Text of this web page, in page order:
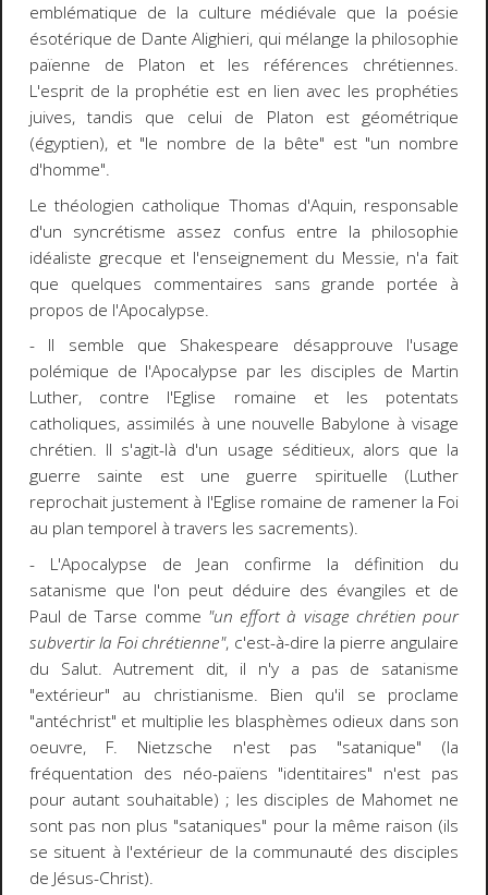
emblématique de la culture médiévale que la poésie
ésotérique de Dante Alighieri, qui mélange la philosophie
païenne de Platon et les références chrétiennes.
L'esprit de la prophétie est en lien avec les prophéties
juives, tandis que celui de Platon est géométrique
(égyptien), et "le nombre de la bête" est "un nombre
d'homme".
Le théologien catholique Thomas d'Aquin, responsable
d'un syncrétisme assez confus entre la philosophie
idéaliste grecque et l'enseignement du Messie, n'a fait
que quelques commentaires sans grande portée à
propos de l'Apocalypse.
- Il semble que Shakespeare désapprouve l'usage
polémique de l'Apocalypse par les disciples de Martin
Luther, contre l'Eglise romaine et les potentats
catholiques, assimilés à une nouvelle Babylone à visage
chrétien. Il s'agit-là d'un usage séditieux, alors que la
guerre sainte est une guerre spirituelle (Luther
reprochait justement à l'Eglise romaine de ramener la Foi
au plan temporel à travers les sacrements).
- L'Apocalypse de Jean confirme la définition du
satanisme que l'on peut déduire des évangiles et de
Paul de Tarse comme "un effort à visage chrétien pour
subvertir la Foi chrétienne", c'est-à-dire la pierre angulaire
du Salut. Autrement dit, il n'y a pas de satanisme
"extérieur" au christianisme. Bien qu'il se proclame
"antéchrist" et multiplie les blasphèmes odieux dans son
oeuvre, F. Nietzsche n'est pas "satanique" (la
fréquentation des néo-païens "identitaires" n'est pas
pour autant souhaitable) ; les disciples de Mahomet ne
sont pas non plus "sataniques" pour la même raison (ils
se situent à l'extérieur de la communauté des disciples
de Jésus-Christ).